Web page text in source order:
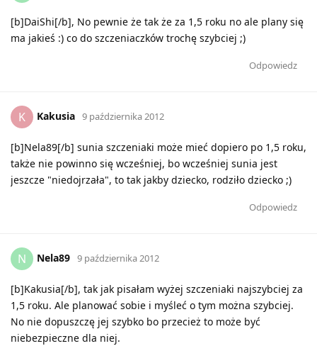
[b]DaiShi[/b], No pewnie że tak że za 1,5 roku no ale plany się
ma jakieś :) co do szczeniaczków trochę szybciej ;)
Odpowiedz
K Kakusia 9 października 2012
[b]Nela89[/b] sunia szczeniaki może mieć dopiero po 1,5 roku,
także nie powinno się wcześniej, bo wcześniej sunia jest
jeszcze "niedojrzała", to tak jakby dziecko, rodziło dziecko ;)
Odpowiedz
N Nela89 9 października 2012
[b]Kakusia[/b], tak jak pisałam wyżej szczeniaki najszybciej za
1,5 roku. Ale planować sobie i myśleć o tym można szybciej.
No nie dopuszczę jej szybko bo przecież to może być
niebezpieczne dla niej.